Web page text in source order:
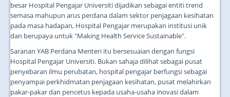
besar Hospital Pengajar Universiti dijadikan sebagai entiti trend
semasa mahupun arus perdana dalam sektor penjagaan kesihatan
pada masa hadapan, Hospital Pengajar merupakan institusi unik
dan berupaya untuk "Making Health Service Sustainable".
Saranan YAB Perdana Menteri itu bersesuaian dengan fungsi
Hospital Pengajar Universiti. Bukan sahaja dilihat sebagai pusat
penyebaran ilmu perubatan, hospital pengajar berfungsi sebagai
penyampai perkhidmatan penjagaan kesihatan, pusat melahirkan
pakar-pakar dan pencetus kepada usaha-usaha inovasi dalam